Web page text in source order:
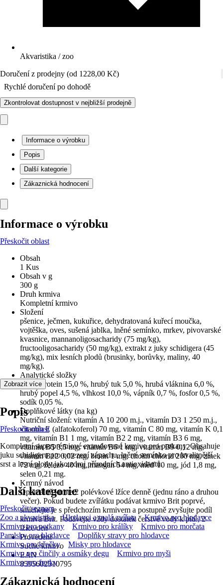
Akvaristika / zoo
Doručení z prodejny (od 1228,00 Kč)
Rychlé doručení po dohodě
Zkontrolovat dostupnost v nejbližší prodejně
Informace o výrobku
Popis
Další kategorie
Zákaznická hodnocení
Informace o výrobku
Přeskočit oblast
Obsah
1 Kus
Obsah v g
300 g
Druh krmiva
Kompletní krmivo
Složení
pšenice, ječmen, kukuřice, dehydratovaná kuřecí moučka,
vojtěška, oves, sušená jablka, lněné semínko, mrkev, pivovarské
kvasnice, mannanoligosacharidy (75 mg/kg),
fructooligosacharidy (50 mg/kg), extrakt z juky schidigera (45
mg/kg), mix lesních plodů (brusinky, borůvky, maliny, 40
mg/kg).
Analytické složky
hrubý protein 15,0 %, hrubý tuk 5,0 %, hrubá vláknina 6,0 %,
hrubý popel 4,5 %, vlhkost 10,0 %, vápník 0,7 %, fosfor 0,5 %,
sodík 0,05 %.
Doplňkové látky (na kg)
Nutriční složení: vitamín A 10 200 m.j., vitamín D3 1 250 m.j.,
vitamín E (alfatokoferol) 70 mg, vitamín C 80 mg, vitamín K 0,1
mg, vitamín B1 1 mg, vitamín B2 2 mg, vitamín B3 6 mg,
vitamín B5 3,5 mg, vitamín B6 1 mg, vitamín B9 0,12 mg,
vitamín B12 0,02 mg, biotin 1 mg, cholin chlorid 200 mg, zinek
72 mg, železo 40 mg, mangan 54 mg, měď 10 mg, jód 1,8 mg,
selen 0,21 mg.
Krmný návod
Optimálně krmte 2 polévkové lžíce denně (jednu ráno a druhou
večer). Pokud budete zvířátku podávat krmivo Brit poprvé,
smíchejte je s předchozím krmivem a postupně zvyšujte podíl
krmiva Brit. Podávejte vždy dostatek čerstvé vody k pití., 2
lžíce/den
Provedení
Suché krmivo
EAN
8595602510795
Zobrazit více
Popis
Přeskočit oblast
Kompletní superprémiové extrudované krmivo pro potkany. Obsahuje
juku schidigeru pro omezení zápachu, lněné semínko pro kvalitnější
srst a lesní plody jako zdroj přírodních antioxidantů.
Další kategorie
Přeskočit seznam
Zoo a akvaristika
Hlodavci a malá zvířata
Krmivo pro hlodavce
Krmivo pro potkany
Krmivo pro králíky
Krmivo pro morčata
Pamlsky pro hlodavce
Doplňky stravy pro hlodavce
Krmivo pro křečky
Misky pro hlodavce
Krmivo pro činčily a osmáky degu
Krmivo pro myši
Krmivo pro fretky
Zákaznická hodnocení